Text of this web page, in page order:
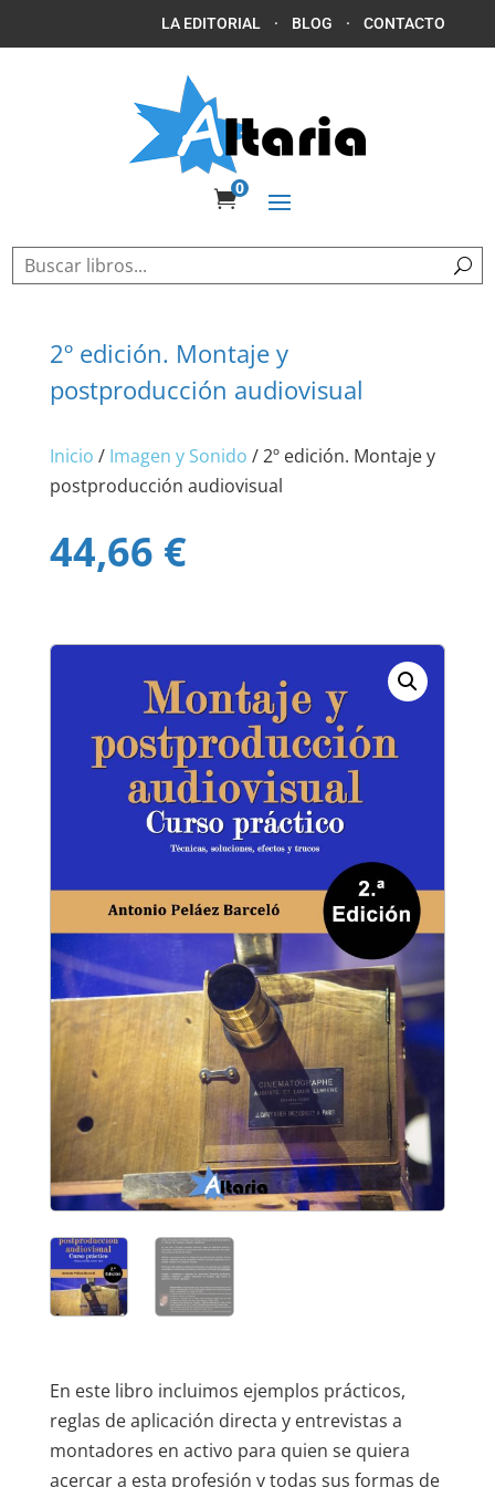
LA EDITORIAL · BLOG ·CONTACTO
0
2º edición. Montaje y
postproducción audiovisual
Inicio / Imagen y Sonido / 2º edición. Montaje y
postproducción audiovisual
44,66 €
En este libro incluimos ejemplos prácticos,
reglas de aplicación directa y entrevistas a
montadores en activo para quien se quiera
acercar a esta profesión y todas sus formas de